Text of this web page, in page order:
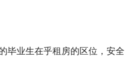
业生在乎租房的区位，安全